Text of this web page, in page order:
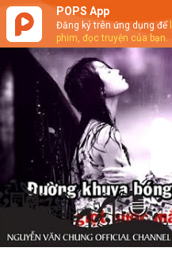
POPS App
Đăng ký trên ứng dụng để
phim, đọc truyện của bạn.